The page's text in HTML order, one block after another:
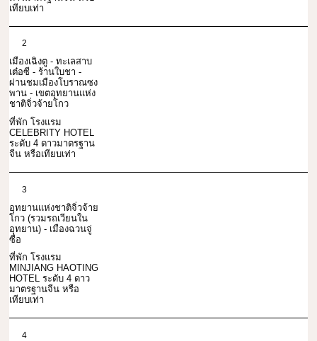
เทียบเท่า
2
เมืองเฉิงตู - ทะเลสาบ
เต๋อซี - ร้านใบชา -
ผ่านชมเมืองโบราณซง
พาน - เขตอุทยานแห่ง
ชาติจิ่วจ้ายโกว
ที่พัก โรงแรม
CELEBRITY HOTEL
ระดับ 4 ดาวมาตรฐาน
จีน หรือเทียบเท่า
3
อุทยานแห่งชาติจิ่วจ้าย
โกว (รวมรถเวียนใน
อุทยาน) - เมืองฉวนจู่
ซื่อ
ที่พัก โรงแรม
MINJIANG HAOTING
HOTEL ระดับ 4 ดาว
มาตรฐานจีน หรือ
เทียบเท่า
4